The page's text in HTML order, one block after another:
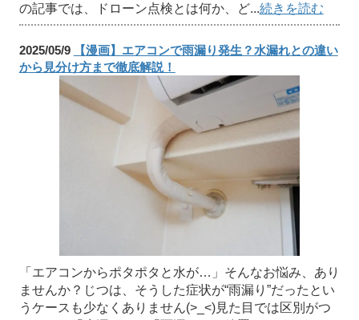
の記事では、ドローン点検とは何か、ど...続きを読む
2025/05/9
【漫画】エアコンで雨漏り発生？水漏れとの違い
から見分け方まで徹底解説！
「エアコンからポタポタと水が…」そんなお悩み、あり
ませんか？じつは、そうした症状が“雨漏り”だったとい
うケースも少なくありません(>_<)見た目では区別がつ